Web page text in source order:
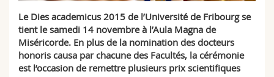
Interfacultaire
Doctorants
Programme des cours
Le Dies academicus 2015 de l’Université de Fribourg se
tient le samedi 14 novembre à l’Aula Magna de
Miséricorde. En plus de la nomination des docteurs
honoris causa par chacune des Facultés, la cérémonie
est l’occasion de remettre plusieurs prix scientifiques